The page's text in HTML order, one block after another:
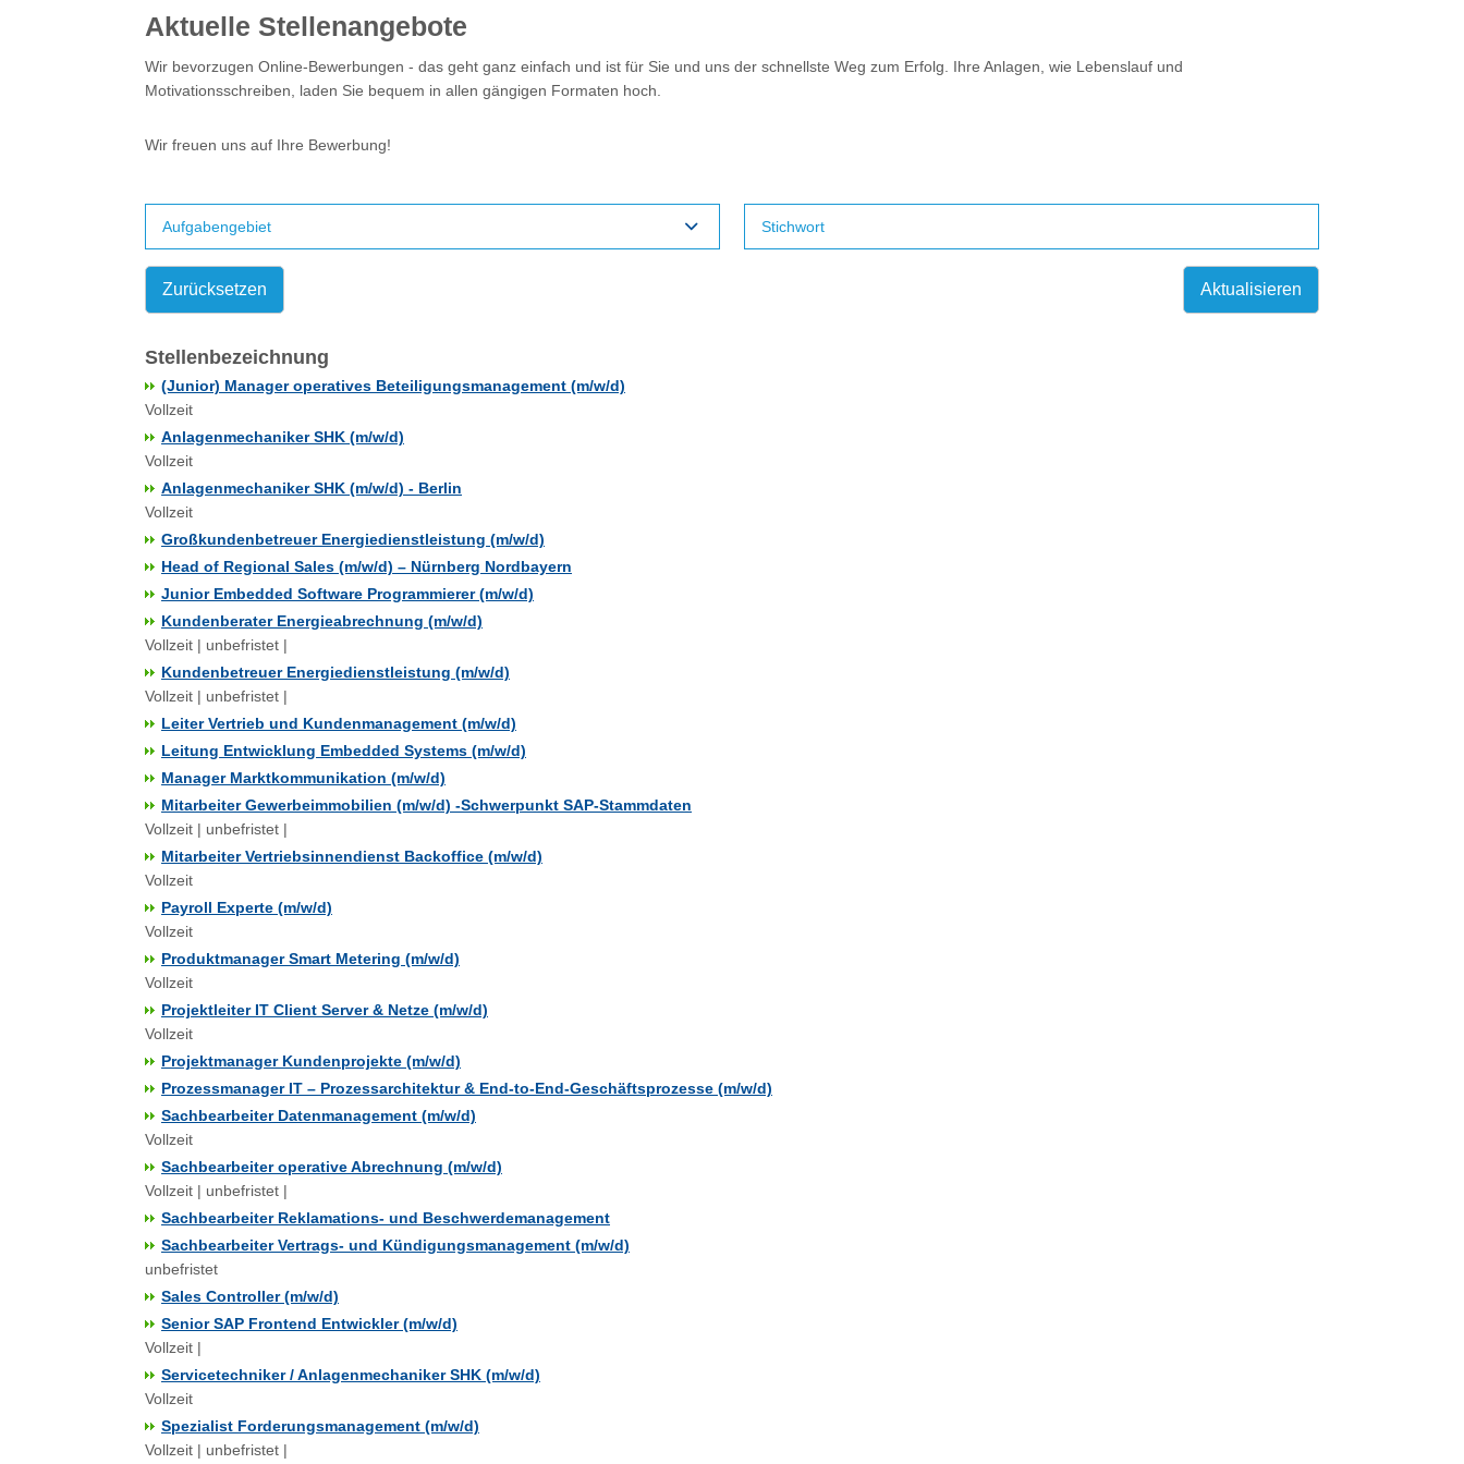
Aktuelle Stellenangebote
Wir bevorzugen Online-Bewerbungen - das geht ganz einfach und ist für Sie und uns der schnellste Weg zum Erfolg. Ihre Anlagen, wie Lebenslauf und
Motivationsschreiben, laden Sie bequem in allen gängigen Formaten hoch.
Wir freuen uns auf Ihre Bewerbung!
Aufgabengebiet
Zurücksetzen Aktualisieren
Stellenbezeichnung
(Junior) Manager operatives Beteiligungsmanagement (m/w/d)
Vollzeit
Anlagenmechaniker SHK (m/w/d)
Vollzeit
Anlagenmechaniker SHK (m/w/d) - Berlin
Vollzeit
Großkundenbetreuer Energiedienstleistung (m/w/d)
Head of Regional Sales (m/w/d) – Nürnberg Nordbayern
Junior Embedded Software Programmierer (m/w/d)
Kundenberater Energieabrechnung (m/w/d)
Vollzeit | unbefristet |
Kundenbetreuer Energiedienstleistung (m/w/d)
Vollzeit | unbefristet |
Leiter Vertrieb und Kundenmanagement (m/w/d)
Leitung Entwicklung Embedded Systems (m/w/d)
Manager Marktkommunikation (m/w/d)
Mitarbeiter Gewerbeimmobilien (m/w/d) -Schwerpunkt SAP-Stammdaten
Vollzeit | unbefristet |
Mitarbeiter Vertriebsinnendienst Backoffice (m/w/d)
Vollzeit
Payroll Experte (m/w/d)
Vollzeit
Produktmanager Smart Metering (m/w/d)
Vollzeit
Projektleiter IT Client Server & Netze (m/w/d)
Vollzeit
Projektmanager Kundenprojekte (m/w/d)
Prozessmanager IT – Prozessarchitektur & End-to-End-Geschäftsprozesse (m/w/d)
Sachbearbeiter Datenmanagement (m/w/d)
Vollzeit
Sachbearbeiter operative Abrechnung (m/w/d)
Vollzeit | unbefristet |
Sachbearbeiter Reklamations- und Beschwerdemanagement
Sachbearbeiter Vertrags- und Kündigungsmanagement (m/w/d)
unbefristet
Sales Controller (m/w/d)
Senior SAP Frontend Entwickler (m/w/d)
Vollzeit |
Servicetechniker / Anlagenmechaniker SHK (m/w/d)
Vollzeit
Spezialist Forderungsmanagement (m/w/d)
Vollzeit | unbefristet |